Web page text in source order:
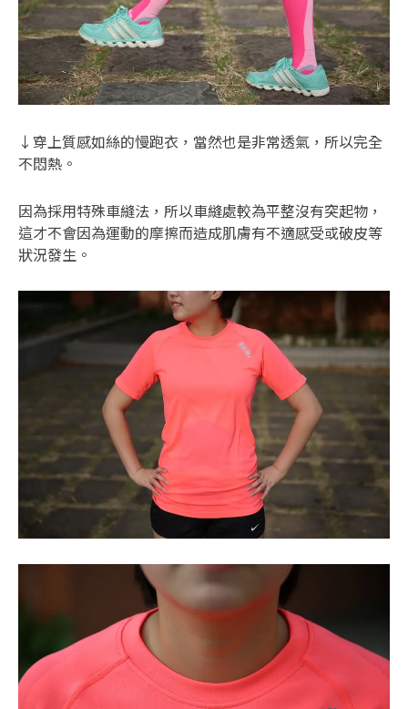
↓穿上質感如絲的慢跑衣，當然也是非常透氣，所以完全
不悶熱。
因為採用特殊車縫法，所以車縫處較為平整沒有突起物，
這才不會因為運動的摩擦而造成肌膚有不適感受或破皮等
狀況發生。